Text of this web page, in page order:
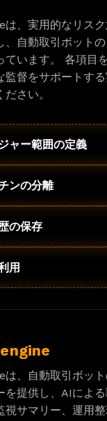
、実用的なリス
、自動取引ボット
ています。 各項目
監督をサポートす
さい。
ャー範囲の定義
ンの分離
の保存
用
、自動取引ボッ
を提供し、AIによ
サマリー、運用整